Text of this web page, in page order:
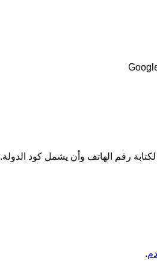
لكتابة رقم الهاتف وأن يشمل كود الدولة.
.